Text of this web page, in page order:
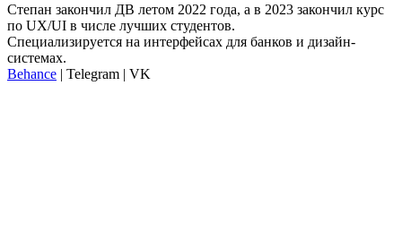
Степан закончил ДВ летом 2022 года, а в 2023 закончил курс
по UX/UI в числе лучших студентов.
Специализируется на интерфейсах для банков и дизайн-
системах.
Behance | Telegram | VK